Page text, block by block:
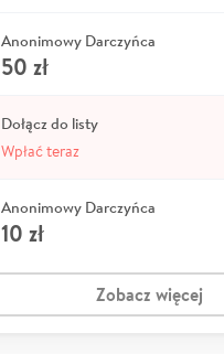
Anonimowy Darczyńca
50 zł
Dołącz do listy
Wpłać teraz
Anonimowy Darczyńca
10 zł
Zobacz więcej